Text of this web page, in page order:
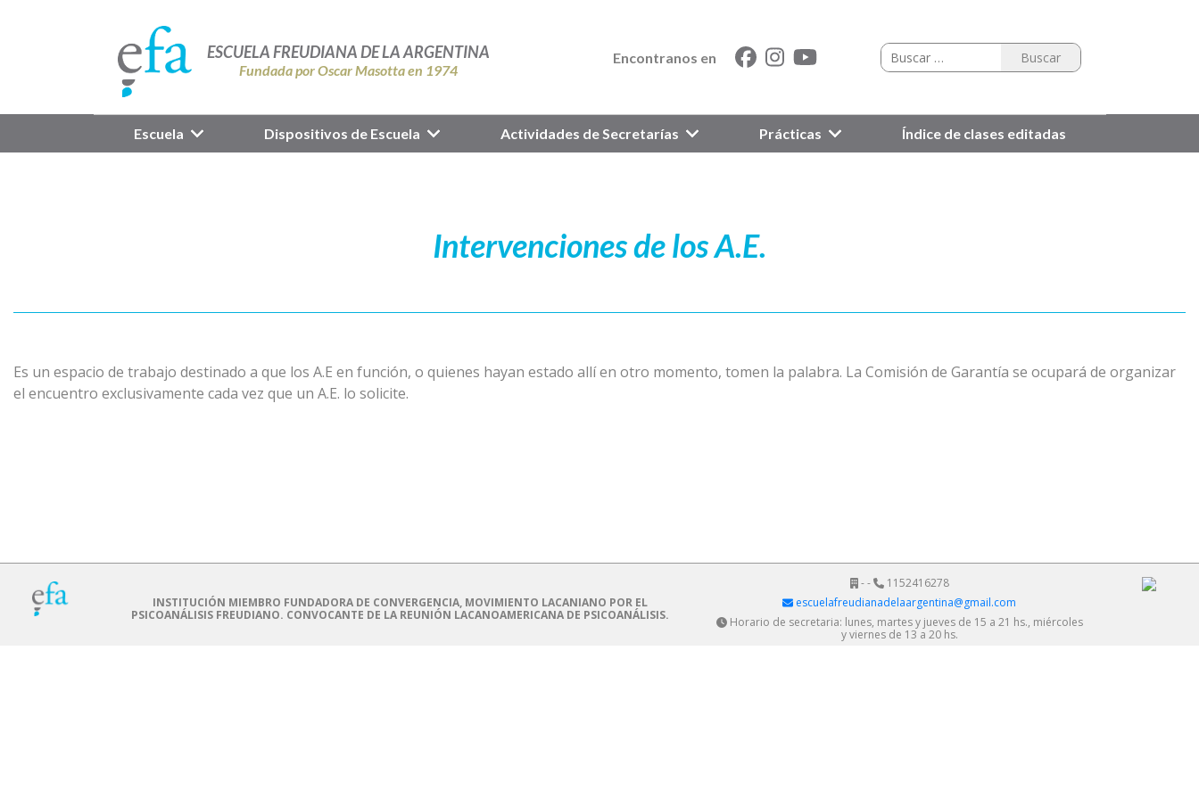
ESCUELA FREUDIANA DE LA ARGENTINA
Fundada por Oscar Masotta en 1974
Encontranos en
Escuela Dispositivos de Escuela Actividades de Secretarías Prácticas Índice de clases editadas
Intervenciones de los A.E.
Es un espacio de trabajo destinado a que los A.E en función, o quienes hayan estado allí en otro momento, tomen la palabra. La Comisión de Garantía se ocupará de organizar
el encuentro exclusivamente cada vez que un A.E. lo solicite.
INSTITUCIÓN MIEMBRO FUNDADORA DE CONVERGENCIA, MOVIMIENTO LACANIANO POR EL
PSICOANÁLISIS FREUDIANO. CONVOCANTE DE LA REUNIÓN LACANOAMERICANA DE PSICOANÁLISIS.
- -
1152416278
escuelafreudianadelaargentina@gmail.com
Horario de secretaria: lunes, martes y jueves de 15 a 21 hs., miércoles
y viernes de 13 a 20 hs.